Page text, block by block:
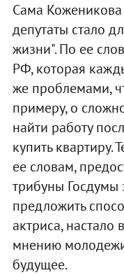
Сама Коженикова
депутаты стало
жизни". По ее
РФ, которая
же проблемами,
примеру, о
найти работу
купить квартиру.
ее словам,
трибуны Госдумы
предложить
актриса, настало
мнению
будущее.